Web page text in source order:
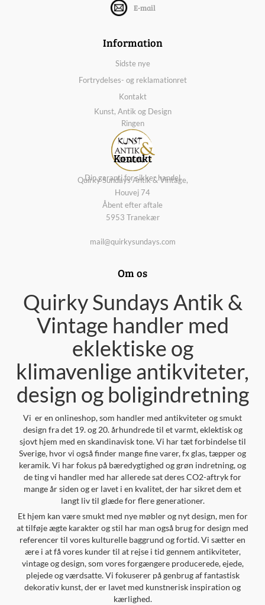
E-mail
Information
Sidste nye
Fortrydelses- og reklamationret
Kontakt
Kunst, Antik og Design
Ringen
Din garanti for sikker handel
Kontakt
Quirky Sundays Antik & Vintage,
Houvej 74
Åbent efter aftale
5953 Tranekær
mail@quirkysundays.com
Om os
Quirky Sundays Antik &
Vintage handler med
eklektiske og
klimavenlige antikviteter,
design og boligindretning
Vi er en onlineshop, som handler med antikviteter og smukt
design fra det 19. og 20. århundrede til et varmt, eklektisk og
sjovt hjem med en skandinavisk tone. Vi har tæt forbindelse til
Sverige, hvor vi også finder mange fine varer, fx glas, tæpper og
keramik. Vi har fokus på bæredygtighed og grøn indretning, og
de ting vi handler med har allerede sat deres CO2-aftryk for
mange år siden og er lavet i en kvalitet, der har sikret dem et
langt liv til glæde for flere generationer.
Et hjem kan være smukt med nye møbler og nyt design, men for
at tilføje ægte karakter og stil har man også brug for design med
referencer til vores kulturelle baggrund og fortid. Vi sætter en
ære i at få vores kunder til at rejse i tid gennem antikviteter,
vintage og design, som vores forgængere producerede, ejede,
plejede og værdsatte. Vi fokuserer på genbrug af fantastisk
dekorativ kunst, der er lavet med kunstnerisk inspiration og
kærlighed.